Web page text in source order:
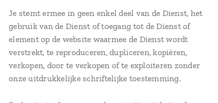
Je stemt ermee in geen enkel deel van de Dienst, het
gebruik van de Dienst of toegang tot de Dienst of
element op de website waarmee de Dienst wordt
verstrekt, te reproduceren, dupliceren, kopiëren,
verkopen, door te verkopen of te exploiteren zonder
onze uitdrukkelijke schriftelijke toestemming.